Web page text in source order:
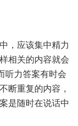
，应该集中精力
相关的内容就会
听力答案有时会
断重复的内容，
是随时在说话中